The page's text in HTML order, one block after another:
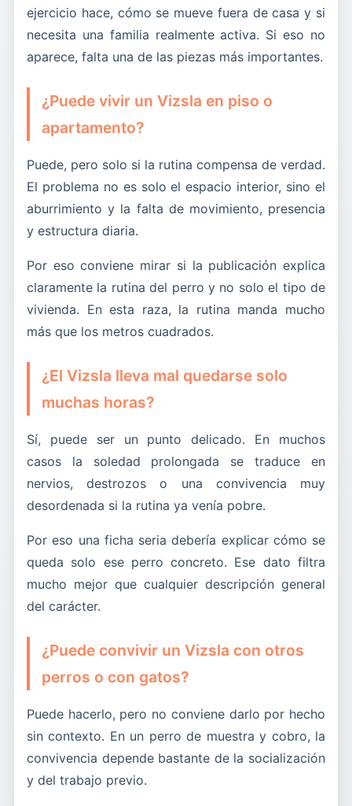
ejercicio hace, cómo se mueve fuera de casa y si
necesita una familia realmente activa. Si eso no
aparece, falta una de las piezas más importantes.
¿Puede vivir un Vizsla en piso o
apartamento?
Puede, pero solo si la rutina compensa de verdad.
El problema no es solo el espacio interior, sino el
aburrimiento y la falta de movimiento, presencia
y estructura diaria.
Por eso conviene mirar si la publicación explica
claramente la rutina del perro y no solo el tipo de
vivienda. En esta raza, la rutina manda mucho
más que los metros cuadrados.
¿El Vizsla lleva mal quedarse solo
muchas horas?
Sí, puede ser un punto delicado. En muchos
casos la soledad prolongada se traduce en
nervios, destrozos o una convivencia muy
desordenada si la rutina ya venía pobre.
Por eso una ficha seria debería explicar cómo se
queda solo ese perro concreto. Ese dato filtra
mucho mejor que cualquier descripción general
del carácter.
¿Puede convivir un Vizsla con otros
perros o con gatos?
Puede hacerlo, pero no conviene darlo por hecho
sin contexto. En un perro de muestra y cobro, la
convivencia depende bastante de la socialización
y del trabajo previo.